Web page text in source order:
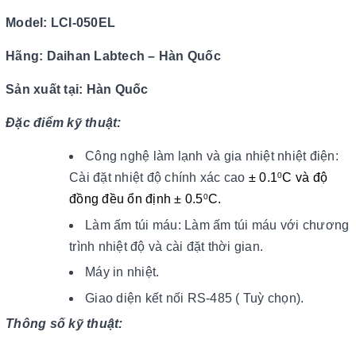
Model: LCI-050EL
Hãng: Daihan Labtech – Hàn Quốc
Sản xuất tại: Hàn Quốc
Đặc điểm kỹ thuật:
Công nghệ làm lạnh và gia nhiệt nhiệt điện:
Cài đặt nhiệt độ chính xác cao ± 0.10C và độ
đồng đều ổn định ± 0.50C.
Làm ấm túi máu: Làm ấm túi máu với chương
trình nhiệt độ và cài đặt thời gian.
Máy in nhiệt.
Giao diện kết nối RS-485 ( Tuỳ chọn).
Thông số kỹ thuật: